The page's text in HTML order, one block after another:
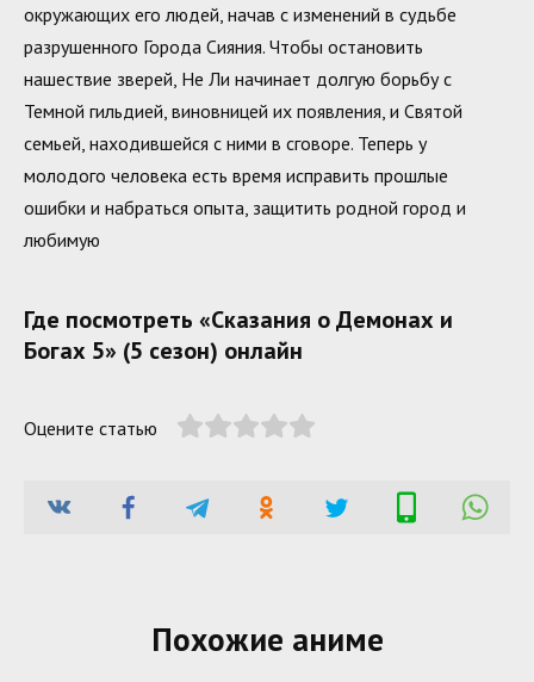
окружающих его людей, начав с изменений в судьбе
разрушенного Города Сияния. Чтобы остановить
нашествие зверей, Не Ли начинает долгую борьбу с
Темной гильдией, виновницей их появления, и Святой
семьей, находившейся с ними в сговоре. Теперь у
молодого человека есть время исправить прошлые
ошибки и набраться опыта, защитить родной город и
любимую
Где посмотреть «Сказания о Демонах и
Богах 5» (5 сезон) онлайн
Оцените статью
Похожие аниме